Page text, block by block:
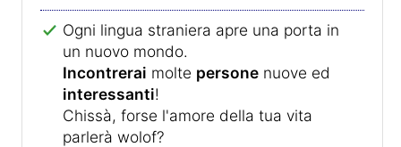
Ogni lingua straniera apre una porta in
un nuovo mondo.
Incontrerai molte persone nuove ed
interessanti!
Chissà, forse l'amore della tua vita
parlerà wolof?